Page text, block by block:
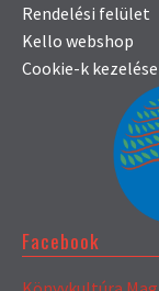
Rendelési felület
Kello webshop
Cookie-k kezelése
Facebook